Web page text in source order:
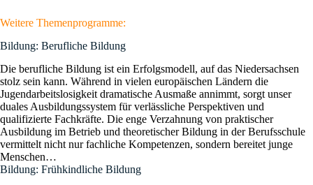
Weitere Themenprogramme:
Bildung: Berufliche Bildung
Die berufliche Bildung ist ein Erfolgsmodell, auf das Niedersachsen
stolz sein kann. Während in vielen europäischen Ländern die
Jugendarbeitslosigkeit dramatische Ausmaße annimmt, sorgt unser
duales Ausbildungssystem für verlässliche Perspektiven und
qualifizierte Fachkräfte. Die enge Verzahnung von praktischer
Ausbildung im Betrieb und theoretischer Bildung in der Berufsschule
vermittelt nicht nur fachliche Kompetenzen, sondern bereitet junge
Menschen…
Bildung: Frühkindliche Bildung